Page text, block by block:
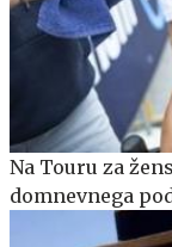
Na Touru za
domnevnega